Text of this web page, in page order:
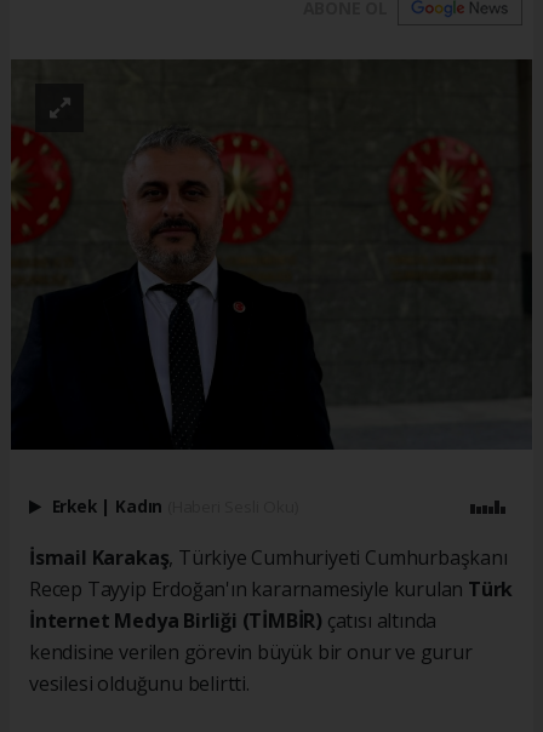
Erkek | Kadın
İsmail Karakaş, Türkiye Cumhuriyeti Cumhurbaşkanı
Recep Tayyip Erdoğan'ın kararnamesiyle kurulan Türk
İnternet Medya Birliği (TİMBİR) çatısı altında
kendisine verilen görevin büyük bir onur ve gurur
vesilesi olduğunu belirtti.